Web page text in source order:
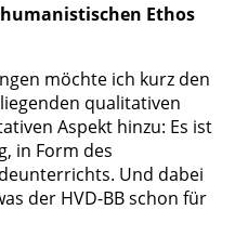
Ethos
möchte ich kurz den
qualitativen
Aspekt hinzu: Es ist
in Form des
Und dabei
der HVD-BB schon für